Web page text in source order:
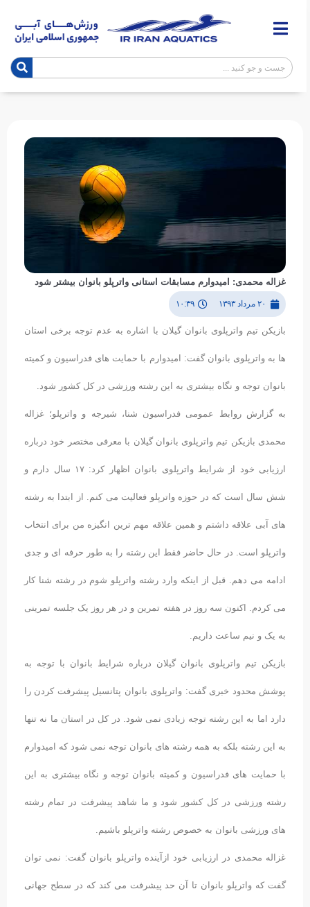
غزاله محمدی: امیدوارم مسابقات استانی واترپلو بانوان بیشتر شود
۲۰ مرداد ۱۳۹۳ ۱۰:۳۹
بازیکن تیم واترپلوی بانوان گیلان با اشاره به عدم توجه برخی استان
ها به واترپلوی بانوان گفت: امیدوارم با حمایت های فدراسیون و کمیته
بانوان توجه و نگاه بیشتری به این رشته ورزشی در کل کشور شود.
به گزارش روابط عمومی فدراسیون شنا، شیرجه و واترپلو؛ غزاله
محمدی بازیکن تیم واترپلوی بانوان گیلان با معرفی مختصر خود درباره
ارزیابی خود از شرایط واترپلوی بانوان اظهار کرد: ۱۷ سال دارم و
شش سال است که در حوزه واترپلو فعالیت می کنم. از ابتدا به رشته
های آبی علاقه داشتم و همین علاقه مهم ترین انگیزه من برای انتخاب
واترپلو است. در حال حاضر فقط این رشته را به طور حرفه ای و جدی
ادامه می دهم. قبل از اینکه وارد رشته واترپلو شوم در رشته شنا کار
می کردم. اکنون سه روز در هفته تمرین و در هر روز یک جلسه تمرینی
به یک و نیم ساعت داریم.
بازیکن تیم واترپلوی بانوان گیلان درباره شرایط بانوان با توجه به
پوشش محدود خبری گفت: واترپلوی بانوان پتانسیل پیشرفت کردن را
دارد اما به این رشته توجه زیادی نمی شود. در کل در استان ما نه تنها
به این رشته بلکه به همه رشته های بانوان توجه نمی شود که امیدوارم
با حمایت های فدراسیون و کمیته بانوان توجه و نگاه بیشتری به این
رشته ورزشی در کل کشور شود و ما شاهد پیشرفت در تمام رشته
های ورزشی بانوان به خصوص رشته واترپلو باشیم.
غزاله محمدی در ارزیابی خود ازآینده واترپلو بانوان گفت: نمی توان
گفت که واترپلو بانوان تا آن حد پیشرفت می کند که در سطح جهانی